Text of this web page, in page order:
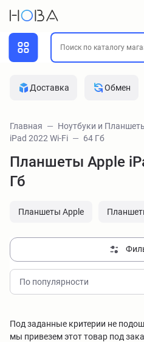
Доставка Обмен
Главная Ноутбуки и
iPad 2022 Wi-Fi
64 Гб
Планшеты Apple
Гб
Планшеты Apple
По популярности
Под заданные критерии не
мы привезем этот товар под